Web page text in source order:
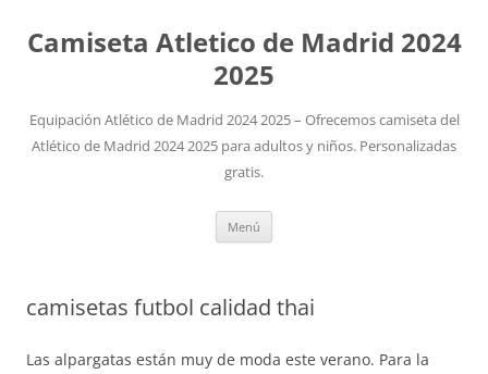
Camiseta Atletico de Madrid 2024
2025
Equipación Atlético de Madrid 2024 2025 – Ofrecemos camiseta del
Atlético de Madrid 2024 2025 para adultos y niños. Personalizadas
gratis.
Menú
camisetas futbol calidad thai
Las alpargatas están muy de moda este verano. Para la